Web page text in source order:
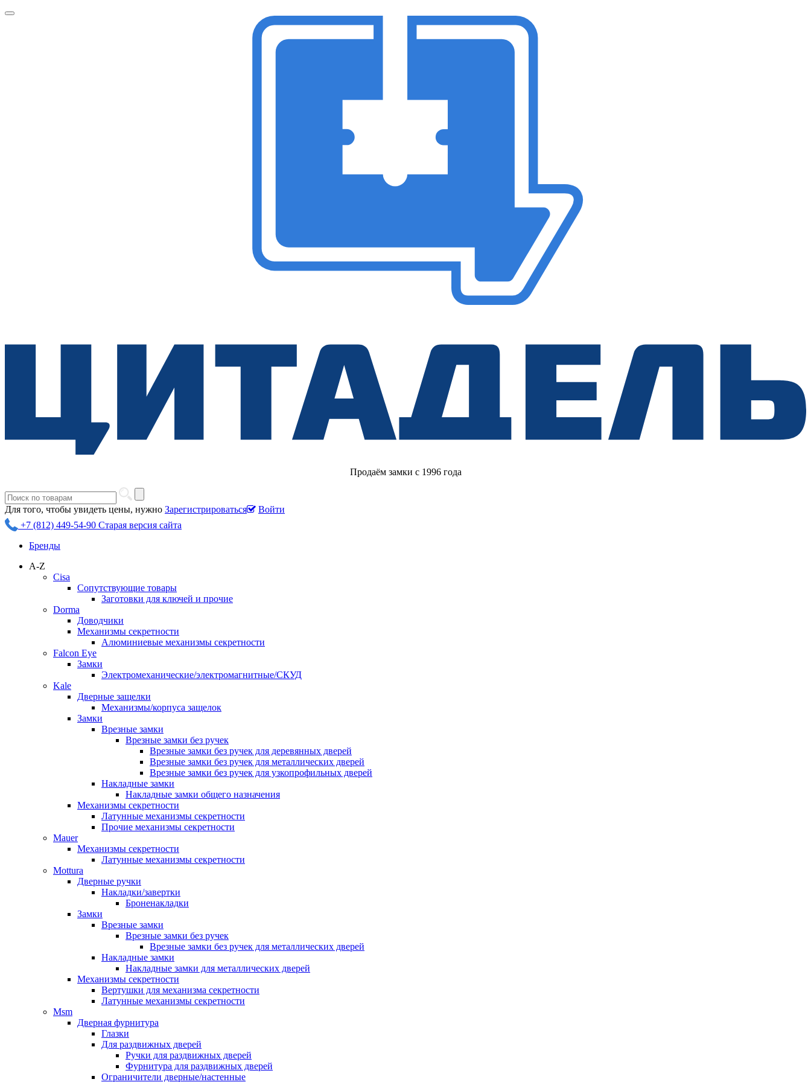
Продаём замки с 1996 года
Для того, чтобы увидеть цены, нужно Зарегистрироваться
Войти
+7 (812) 449-54-90 Старая версия сайта
Бренды
A-Z
Cisa
Сопутствующие товары
Заготовки для ключей и прочие
Dorma
Доводчики
Механизмы секретности
Алюминиевые механизмы секретности
Falcon Eye
Замки
Электромеханические/электромагнитные/СКУД
Kale
Дверные защелки
Механизмы/корпуса защелок
Замки
Врезные замки
Врезные замки без ручек
Врезные замки без ручек для деревянных дверей
Врезные замки без ручек для металлических дверей
Врезные замки без ручек для узкопрофильных дверей
Накладные замки
Накладные замки общего назначения
Механизмы секретности
Латунные механизмы секретности
Прочие механизмы секретности
Mauer
Механизмы секретности
Латунные механизмы секретности
Mottura
Дверные ручки
Накладки/завертки
Броненакладки
Замки
Врезные замки
Врезные замки без ручек
Врезные замки без ручек для металлических дверей
Накладные замки
Накладные замки для металлических дверей
Механизмы секретности
Вертушки для механизма секретности
Латунные механизмы секретности
Msm
Дверная фурнитура
Глазки
Для раздвижных дверей
Ручки для раздвижных дверей
Фурнитура для раздвижных дверей
Ограничители дверные/настенные